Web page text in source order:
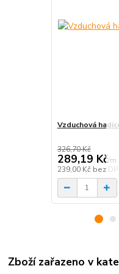
Vzduchová
326,70 Kč
289,19 Kč/m
239,00 Kč bez
Zboží zařazeno v